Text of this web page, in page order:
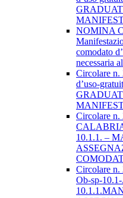
NOMINA
comodato
necessaria
Circolare
d’uso-
Circolare
CALABRIA
10.1.1. –
Circolare
Ob-sp-